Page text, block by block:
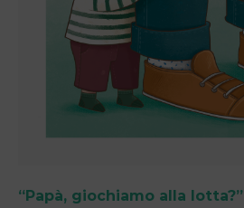
“Papà, giochiamo alla lotta?”